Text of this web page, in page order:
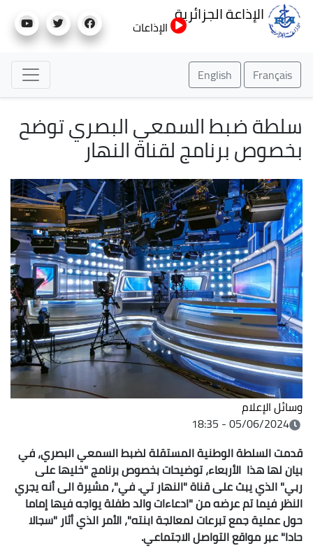
إلى
الإذاعة الجزائرية
الإذاعات
Français
English
سلطة ضبط السمعي البصري توضح
بخصوص برنامج لقناة النهار
وسائل الإعلام
05/06/2024 - 18:35
قدمت السلطة الوطنية المستقلة لضبط السمعي البصري، في
بيان لها هذا الأربعاء، توضيحات بخصوص برنامج "خليها على
ربي" الذي يبث على قناة "النهار تي. في"، مشيرة الى أنه يجري
النظر فيما تم عرضه من "ادعاءات والد طفلة يواجه فيها إماما
حول عملية جمع تبرعات لمعالجة ابنته"، الأمر الذي أثار "سجالا
حادا" عبر مواقع التواصل الاجتماعي.